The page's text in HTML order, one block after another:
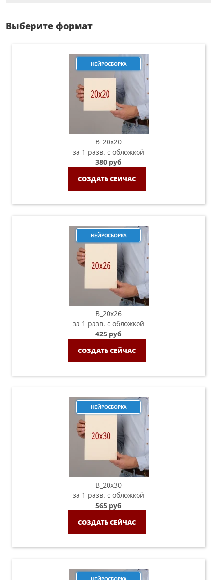
Выберите формат
НЕЙРОСБОРКА
B_20х20
за 1 разв. с обложкой
380 руб
СОЗДАТЬ СЕЙЧАС
НЕЙРОСБОРКА
B_20х26
за 1 разв. с обложкой
425 руб
СОЗДАТЬ СЕЙЧАС
НЕЙРОСБОРКА
B_20х30
за 1 разв. с обложкой
565 руб
СОЗДАТЬ СЕЙЧАС
НЕЙРОСБОРКА